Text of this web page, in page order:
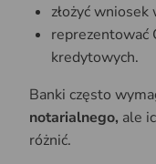
złożyć
reprezentować
kredytowych.
Banki często
notarialnego, ale
różnić.